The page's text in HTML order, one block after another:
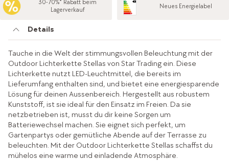
30-70%* Rabatt beim
Lagerverkauf
Neues Energielabel
Details
Tauche in die Welt der stimmungsvollen Beleuchtung mit der
Outdoor Lichterkette Stellas von Star Trading ein. Diese
Lichterkette nutzt LED-Leuchtmittel, die bereits im
Lieferumfang enthalten sind, und bietet eine energiesparende
Lösung für deinen Aussenbereich. Hergestellt aus robustem
Kunststoff, ist sie ideal für den Einsatz im Freien. Da sie
netzbetrieben ist, musst du dir keine Sorgen um
Batteriewechsel machen. Sie eignet sich perfekt, um
Gartenpartys oder gemütliche Abende auf der Terrasse zu
beleuchten. Mit der Outdoor Lichterkette Stellas schaffst du
mühelos eine warme und einladende Atmosphäre.